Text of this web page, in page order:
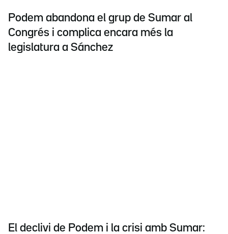
Podem abandona el grup de Sumar al
Congrés i complica encara més la
legislatura a Sánchez
El declivi de Podem i la crisi amb Sumar: